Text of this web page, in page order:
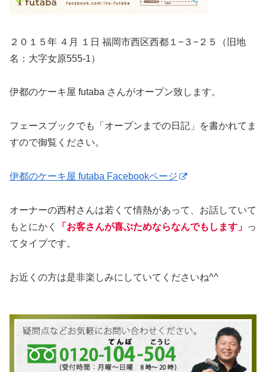
２０１５年 ４月 １日 福岡市西区西都１−３−２５（旧地
名：大字女原555-1）
伊都のケーキ屋 futaba さんがオープン致します。
フェースブックでも「オープンまでの日記」を書かれてま
すので御覧ください。
伊都のケーキ屋 futaba Facebookページ
オーナーの西村さんは若くて情熱があって、お話していて
もとにかく
「お客さんが喜ぶためならなんでもします」 っ
てタイプです。
お近くの方は是非楽しみにしていてくださいね^^